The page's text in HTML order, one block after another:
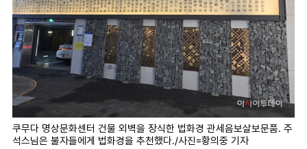
쿠무다 명상문화센터 건물 외벽을 장식한 법화경 관세음보살보문품. 주
석스님은 불자들에게 법화경을 추천했다./사진=황의중 기자